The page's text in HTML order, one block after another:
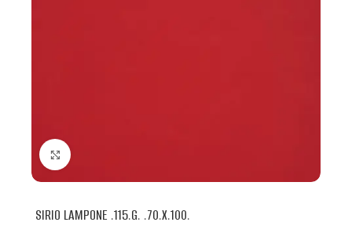
SIRIO LAMPONE .115.G. .70.X.100.